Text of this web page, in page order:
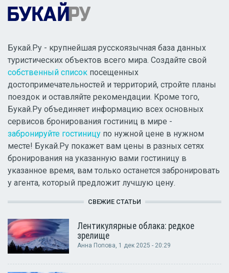
Букай.Ру - крупнейшая русскоязычная база данных
туристических объектов всего мира. Создайте свой
собственный список посещенных
достопримечательностей и территорий, стройте планы
поездок и оставляйте рекомендации. Кроме того,
Букай.Ру объединяет информацию всех основных
сервисов бронирования гостиниц в мире -
забронируйте гостиницу по нужной цене в нужном
месте! Букай.Ру покажет вам цены в разных сетях
бронирования на указанную вами гостиницу в
указанное время, вам только останется забронировать
у агента, который предложит лучшую цену.
СВЕЖИЕ СТАТЬИ
Лентикулярные облака: редкое
зрелище
Анна Попова, 1 дек 2025 - 20:29